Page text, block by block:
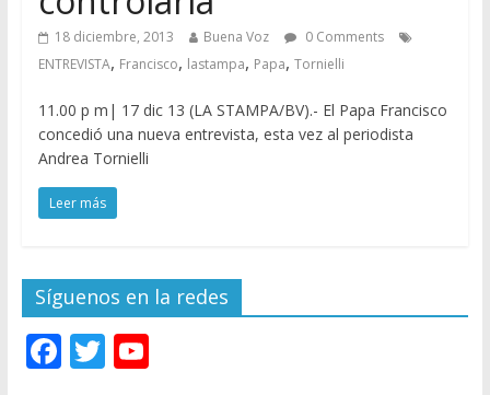
18 diciembre, 2013 Buena Voz
0 Comments
ENTREVISTA, Francisco, lastampa, Papa, Tornielli
11.00 p m| 17 dic 13 (LA STAMPA/BV).- El Papa Francisco
concedió una nueva entrevista, esta vez al periodista
Andrea Tornielli
Leer más
Síguenos en la redes
F T Y